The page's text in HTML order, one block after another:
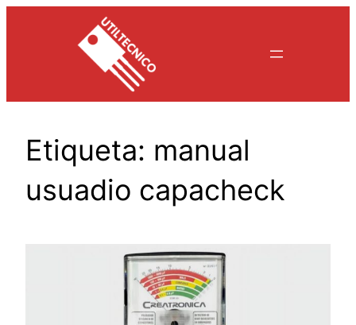
Etiqueta: manual
usuadio capacheck